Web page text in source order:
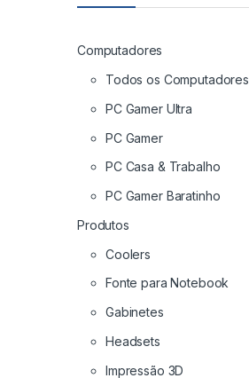
Computadores
Todos os Computadores
PC Gamer Ultra
PC Gamer
PC Casa & Trabalho
PC Gamer Baratinho
Produtos
Coolers
Fonte para Notebook
Gabinetes
Headsets
Impressão 3D